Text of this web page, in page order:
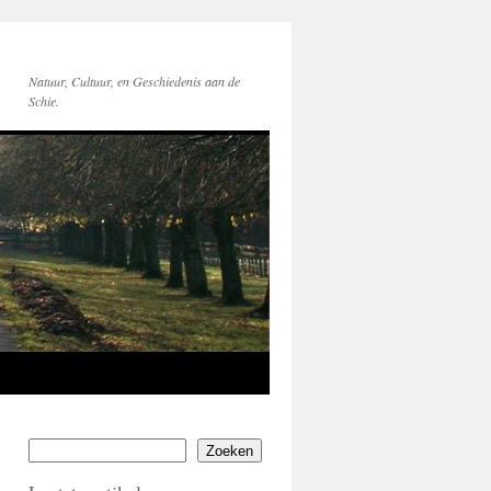
Natuur, Cultuur, en Geschiedenis aan de
Schie.
Zoeken